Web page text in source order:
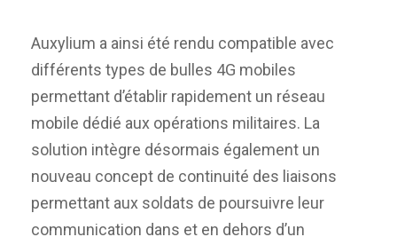
Auxylium a ainsi été rendu compatible avec
différents types de bulles 4G mobiles
permettant d’établir rapidement un réseau
mobile dédié aux opérations militaires. La
solution intègre désormais également un
nouveau concept de continuité des liaisons
permettant aux soldats de poursuivre leur
communication dans et en dehors d’un